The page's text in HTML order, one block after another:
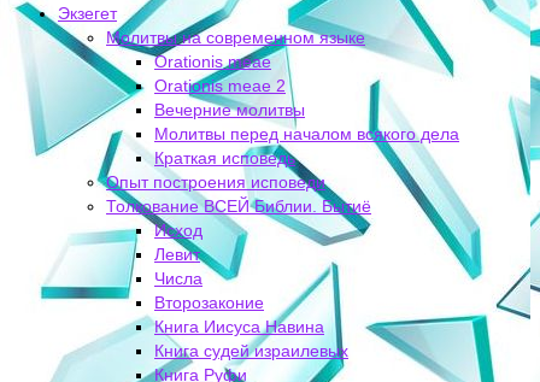
Экзегет
Молитвы на современном языке
Orationis meae
Orationis meae 2
Вечерние молитвы
Молитвы перед началом всякого дела
Краткая исповедь
Опыт построения исповеди
Толкование ВСЕЙ Библии. Бытиё
Исход
Левит
Числа
Второзаконие
Книга Иисуса Навина
Книга судей израилевых
Книга Руфи